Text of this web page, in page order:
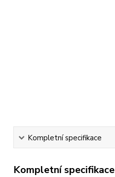
Kompletní specifikace
Kompletní specifikace